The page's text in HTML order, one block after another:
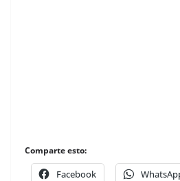
Comparte esto:
Facebook